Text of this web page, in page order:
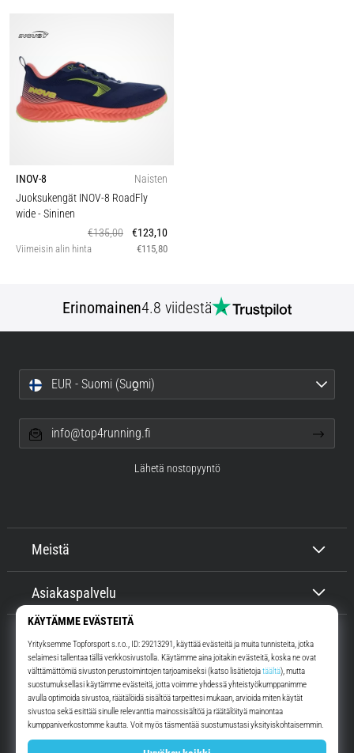
INOV-8
Naisten
Juoksukengät INOV-8 RoadFly
wide- Sininen
€135,00
€123,10
Viimeisin alin hinta €115,80
Erinomainen4.8 viidestä
Top4Running.fi
Yli 16 vuoden ajan motivoimme sinua lähtemään ulos juoksemaan.
Nopeammin. Kanssamme. Joka päivä.
Meistä
Asiakaspalvelu
EUR - Suomi (Suo̯mi)
info@top4running.fi
Lähetä nostopyyntö